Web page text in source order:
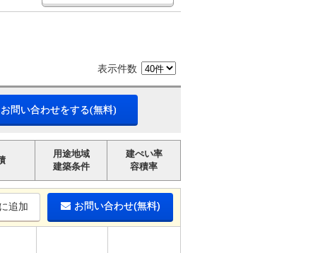
表示件数
問い合わせをする(無料)
用途地域
建築条件
建ぺい率
容積率
追加 お問い合わせ(無料)